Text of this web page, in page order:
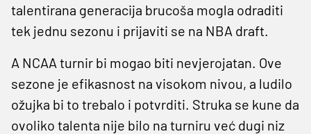
talentirana generacija brucoša mogla odraditi
tek jednu sezonu i prijaviti se na NBA draft.
A NCAA turnir bi mogao biti nevjerojatan. Ove
sezone je efikasnost na visokom nivou, a ludilo
ožujka bi to trebalo i potvrditi. Struka se kune da
ovoliko talenta nije bilo na turniru već dugi niz